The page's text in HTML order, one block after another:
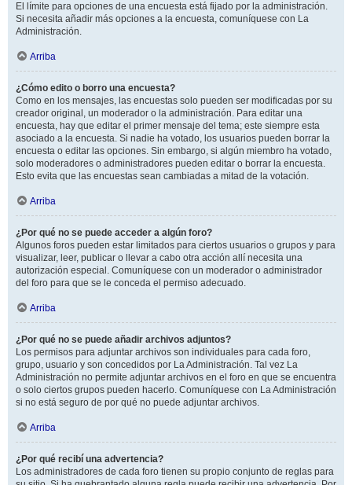
El límite para opciones de una encuesta está fijado por la administración.
Si necesita añadir más opciones a la encuesta, comuníquese con La
Administración.
Arriba
¿Cómo edito o borro una encuesta?
Como en los mensajes, las encuestas solo pueden ser modificadas por su
creador original, un moderador o la administración. Para editar una
encuesta, hay que editar el primer mensaje del tema; este siempre esta
asociado a la encuesta. Si nadie ha votado, los usuarios pueden borrar la
encuesta o editar las opciones. Sin embargo, si algún miembro ha votado,
solo moderadores o administradores pueden editar o borrar la encuesta.
Esto evita que las encuestas sean cambiadas a mitad de la votación.
Arriba
¿Por qué no se puede acceder a algún foro?
Algunos foros pueden estar limitados para ciertos usuarios o grupos y para
visualizar, leer, publicar o llevar a cabo otra acción allí necesita una
autorización especial. Comuníquese con un moderador o administrador
del foro para que se le conceda el permiso adecuado.
Arriba
¿Por qué no se puede añadir archivos adjuntos?
Los permisos para adjuntar archivos son individuales para cada foro,
grupo, usuario y son concedidos por La Administración. Tal vez La
Administración no permite adjuntar archivos en el foro en que se encuentra
o solo ciertos grupos pueden hacerlo. Comuníquese con La Administración
si no está seguro de por qué no puede adjuntar archivos.
Arriba
¿Por qué recibí una advertencia?
Los administradores de cada foro tienen su propio conjunto de reglas para